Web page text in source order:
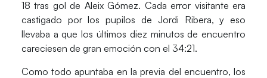
18 tras gol de Aleix Gómez. Cada error visitante era
castigado por los pupilos de Jordi Ribera, y eso
llevaba a que los últimos diez minutos de encuentro
careciesen de gran emoción con el 34:21.
Como todo apuntaba en la previa del encuentro, los